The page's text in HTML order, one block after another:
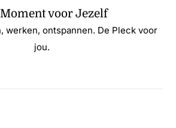
voor Jezelf
werken, ontspannen. De Pleck voor
jou.